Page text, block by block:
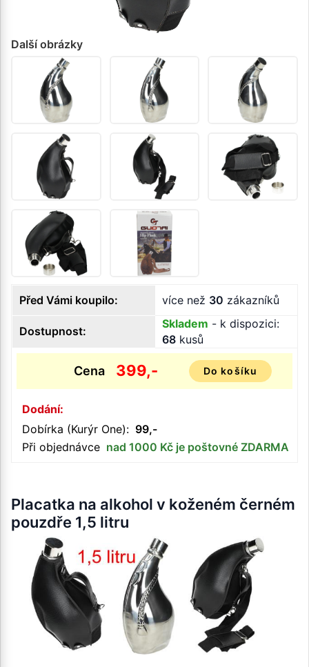
Další obrázky
Před Vámi koupilo: více než 30 zákazníků
Dostupnost:
Skladem - k dispozici:
68 kusů
Cena 399,- Do košíku
Dodání:
Dobírka (Kurýr One): 99,-
Při objednávce nad 1000 Kč je poštovné ZDARMA
Placatka na alkohol v koženém černém
pouzdře 1,5 litru